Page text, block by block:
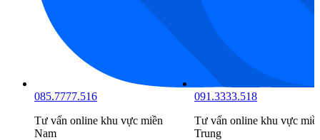
085.7777.516
Tư vấn online khu vực miền
Nam
091.3333.518
Tư vấn online khu vực
Trung